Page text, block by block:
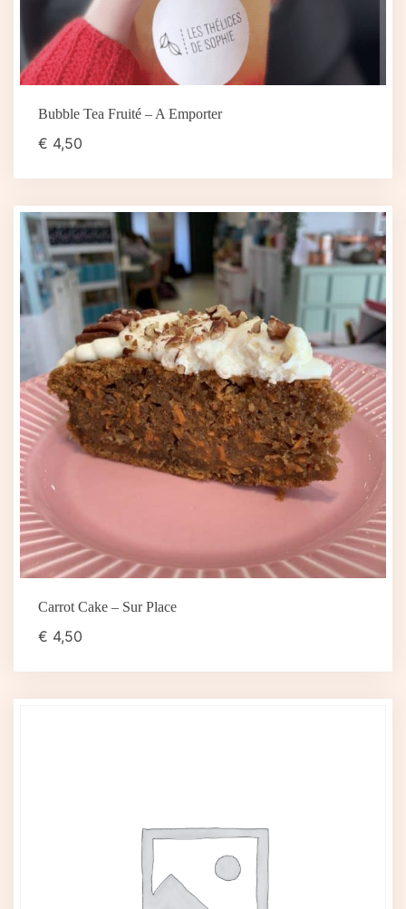
Bubble Tea Fruité – A Emporter
€ 4,50
Carrot Cake – Sur Place
€ 4,50